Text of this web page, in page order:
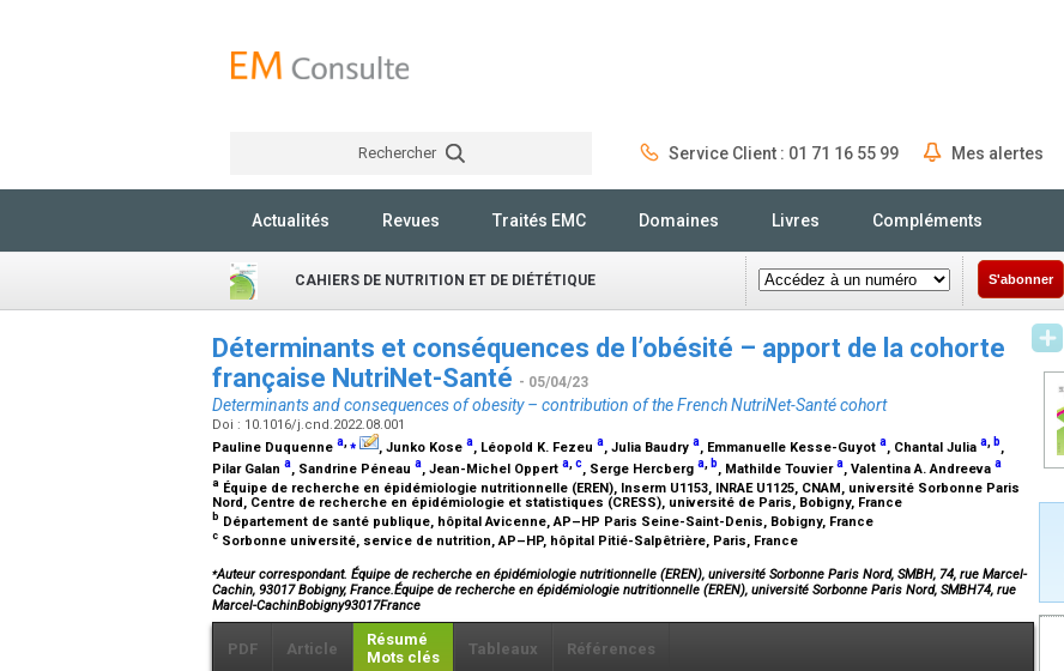
Rechercher Service Client : 01 71 16 55 99 Mes alertes
Actualités Revues Traités EMC Domaines Livres Compléments
CAHIERS DE NUTRITION ET DE DIÉTÉTIQUE S'abonner
Déterminants et conséquences de l’obésité – apport de la cohorte
française NutriNet-Santé - 05/04/23
Determinants and consequences of obesity – contribution of the French NutriNet-Santé cohort
Doi : 10.1016/j.cnd.2022.08.001
Pauline Duquenne a,⁎ , Junko Kose a, Léopold K. Fezeu a, Julia Baudry a, Emmanuelle Kesse-Guyot a, Chantal Julia a, b,
Pilar Galan a, Sandrine Péneau a, Jean-Michel Oppert a c, Serge Hercberg a b, Mathilde Touviera, Valentina A. Andreeva a
a Équipe de recherche en épidémiologie nutritionnelle (EREN), Inserm U1153, INRAE U1125, CNAM, université Sorbonne Paris
Nord, Centre de recherche en épidémiologie et statistiques (CRESS), université de Paris, Bobigny, France
b Département de santé publique, hôpital Avicenne, AP–HP Paris Seine-Saint-Denis, Bobigny, France
c Sorbonne université, service de nutrition, AP–HP, hôpital Pitié-Salpêtrière, Paris, France
⁎Auteur correspondant. Équipe de recherche en épidémiologie nutritionnelle (EREN), université Sorbonne Paris Nord, SMBH, 74, rue Marcel-
Cachin, 93017 Bobigny, France.Équipe de recherche en épidémiologie nutritionnelle (EREN), université Sorbonne Paris Nord, SMBH74, rue
Marcel-CachinBobigny93017France
PDF Article
Résumé
Mots clés
Tableaux Références